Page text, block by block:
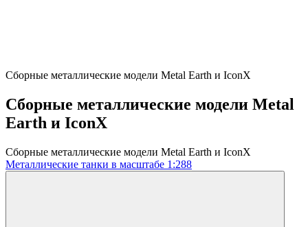
Сборные металлические модели Metal Earth и IconX
Сборные металлические модели Metal
Earth и IconX
Сборные металлические модели Metal Earth и IconX
Металлические танки в масштабе 1:288